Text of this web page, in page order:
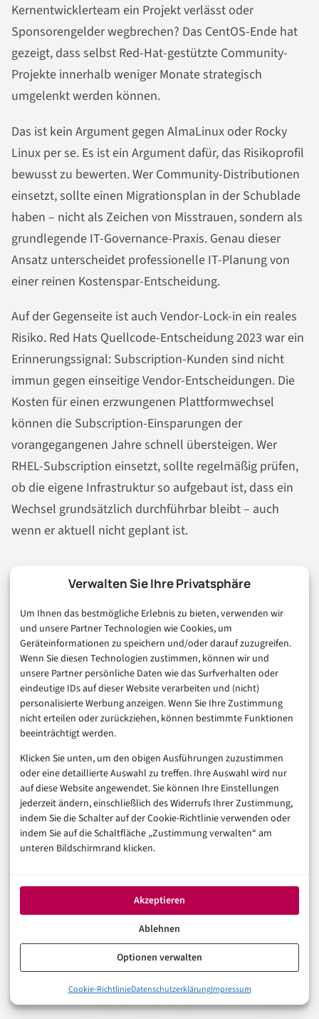
Verwalten Sie Ihre Privatsphäre
Um Ihnen das bestmögliche Erlebnis zu bieten, verwenden wir
und unsere Partner Technologien wie Cookies, um
Geräteinformationen zu speichern und/oder darauf zuzugreifen.
Wenn Sie diesen Technologien zustimmen, können wir und
unsere Partner persönliche Daten wie das Surfverhalten oder
eindeutige IDs auf dieser Website verarbeiten und (nicht)
personalisierte Werbung anzeigen. Wenn Sie Ihre Zustimmung
nicht erteilen oder zurückziehen, können bestimmte Funktionen
beeinträchtigt werden.
Klicken Sie unten, um den obigen Ausführungen zuzustimmen
oder eine detaillierte Auswahl zu treffen. Ihre Auswahl wird nur
auf diese Website angewendet. Sie können Ihre Einstellungen
jederzeit ändern, einschließlich des Widerrufs Ihrer Zustimmung,
indem Sie die Schalter auf der Cookie-Richtlinie verwenden oder
indem Sie auf die Schaltfläche „Zustimmung verwalten“ am
unteren Bildschirmrand klicken.
Akzeptieren
Ablehnen
Optionen verwalten
Cookie-RichtlinieDatenschutzerklärungImpressum
Kernentwicklerteam ein Projekt verlässt oder
Sponsorengelder wegbrechen? Das CentOS-Ende hat
gezeigt, dass selbst Red-Hat-gestützte Community-
Projekte innerhalb weniger Monate strategisch
umgelenkt werden können.
Das ist kein Argument gegen AlmaLinux oder Rocky
Linux per se. Es ist ein Argument dafür, das Risikoprofil
bewusst zu bewerten. Wer Community-Distributionen
einsetzt, sollte einen Migrationsplan in der Schublade
haben – nicht als Zeichen von Misstrauen, sondern als
grundlegende IT-Governance-Praxis. Genau dieser
Ansatz unterscheidet professionelle IT-Planung von
einer reinen Kostenspar-Entscheidung.
Auf der Gegenseite ist auch Vendor-Lock-in ein reales
Risiko. Red Hats Quellcode-Entscheidung 2023 war ein
Erinnerungssignal: Subscription-Kunden sind nicht
immun gegen einseitige Vendor-Entscheidungen. Die
Kosten für einen erzwungenen Plattformwechsel
können die Subscription-Einsparungen der
vorangegangenen Jahre schnell übersteigen. Wer
RHEL-Subscription einsetzt, sollte regelmäßig prüfen,
ob die eigene Infrastruktur so aufgebaut ist, dass ein
Wechsel grundsätzlich durchführbar bleibt – auch
wenn er aktuell nicht geplant ist.
Was bleibt offen
Der SUSE-Fork könnte die Landschaft 2027 oder 2028
nochmals verschieben – wenn das Projekt tatsächlich
produktionsreif wird und die Foundation-Governance
hält, was die Ankündigung verspricht. AlmaLinux und
Rocky Linux werden konsolidieren oder sich stärker
Community-Akteur mit institutionellem Rückhalt im
Markt ist.
Die entscheidende Frage ist nicht, ob Community-
Distributionen gut genug sind. Die Frage ist: Für
Kompetenzprofil, unter welchen regulatorischen
Bedingungen? Wer darauf ehrliche Antworten hat,
kann die RHEL Subscription einsparen – oder erkennt,
warum er sie braucht. Beides ist eine valide Antwort,
nur nicht für alle gleichzeitig.
Haben Sie eine Migrationsstrategie für Ihre CentOS-
Was 2023 wirklich passiert ist